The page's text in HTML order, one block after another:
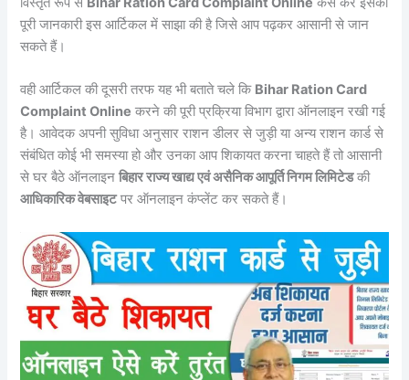
पूरी जानकारी इस आर्टिकल में साझा की है जिसे आप पढ़कर आसानी से जान
सकते हैं।
वही आर्टिकल की दूसरी तरफ यह भी बताते चले कि Bihar Ration Card
Complaint Online करने की पूरी प्रक्रिया विभाग द्वारा ऑनलाइन रखी गई
है। आवेदक अपनी सुविधा अनुसार राशन डीलर से जुड़ी या अन्य राशन कार्ड से
संबंधित कोई भी समस्या हो और उनका आप शिकायत करना चाहते हैं तो आसानी
से घर बैठे ऑनलाइनबिहार राज्य खाद्य एवं असैनिक आपूर्ति निगम लिमिटेडकी
आधिकारिक वेबसाइटपर ऑनलाइन कंप्लेंट कर सकते हैं।